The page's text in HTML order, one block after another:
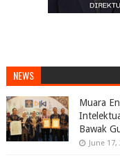
NEWS
Muara
Bawak
June 17,